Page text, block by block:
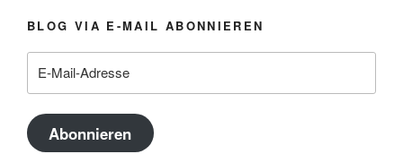
BLOG VIA E-MAIL ABONNIEREN
Mail-
Abonnieren